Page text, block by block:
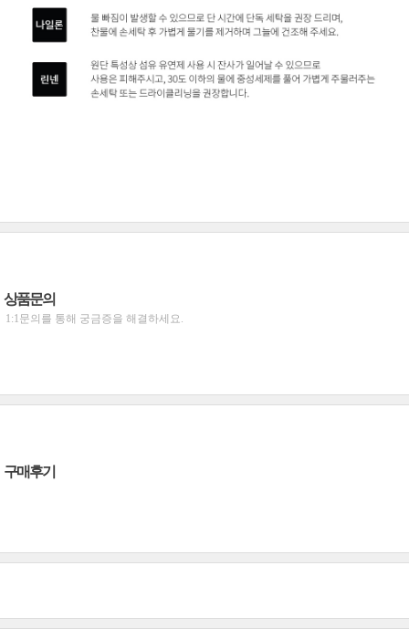
상품문의
1:1문의를 통해 궁금증을 해결하세요.
구매후기